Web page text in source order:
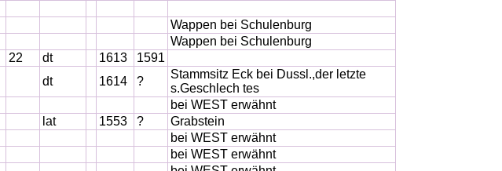
Wappen bei Schulenburg
Wappen bei Schulenburg
22 dt 1613
1591
dt 1614 ?
Stammsitz Eck bei Dussl.,der letzte
s.Geschlech tes
bei WEST erwähnt
lat 1553 ?
Grabstein
bei WEST erwähnt
bei WEST erwähnt